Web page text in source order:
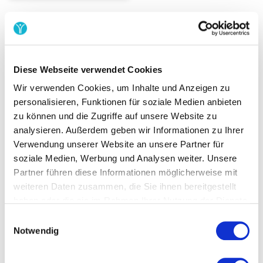
Diese Webseite verwendet Cookies
Wir verwenden Cookies, um Inhalte und Anzeigen zu
personalisieren, Funktionen für soziale Medien anbieten
zu können und die Zugriffe auf unsere Website zu
analysieren. Außerdem geben wir Informationen zu Ihrer
Verwendung unserer Website an unsere Partner für
soziale Medien, Werbung und Analysen weiter. Unsere
Partner führen diese Informationen möglicherweise mit
weiteren Daten zusammen, die Sie ihnen bereitgestellt
Notwendig
Sportcamporganisation sein